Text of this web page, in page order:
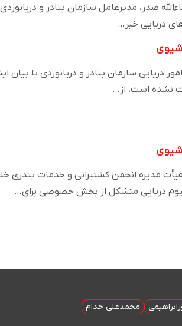
دریایی خبر…
دریایی سازمان بنادر و دریانوردی با بیان
نشده است، از…
مدیره انجمن کشتیرانی و خدمات بندری
دریایی متشکل از بخش خصوصی برای…
محمدعلی خدام